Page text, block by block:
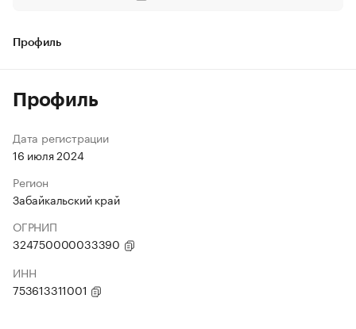
Профиль
Профиль
Дата регистрации
16 июля 2024
Регион
Забайкальский край
ОГРНИП
324750000033390
ИНН
753613311001